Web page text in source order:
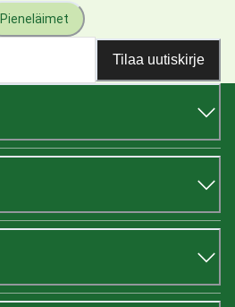
Pieneläimet
Tilaa uutiskirje